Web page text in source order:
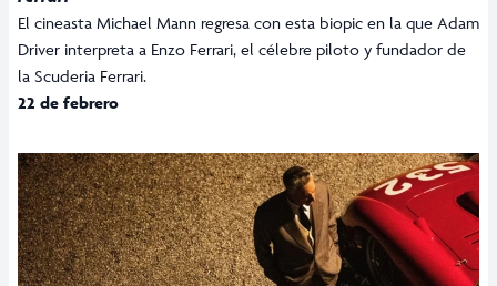
El cineasta Michael Mann regresa con esta biopic en la que Adam
Driver interpreta a Enzo Ferrari, el célebre piloto y fundador de
la Scuderia Ferrari.
22 de febrero